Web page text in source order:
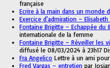
française
Ecrire à la main dans un monde
Exercice d'admiration – Elisabeth
Fontaine Brigitte – Echappée du
internationale de la femme
Fontaine Brigitte – Réveiller les
diffusé le 08/03/2024 à 23h17
Fra Angelico Lettre à un ami
Fred Vargas – entretien par